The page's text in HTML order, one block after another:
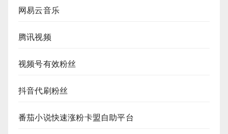
网易云音乐
腾讯视频
视频号有效粉丝
抖音代刷粉丝
番茄小说快速涨粉卡盟自助平台